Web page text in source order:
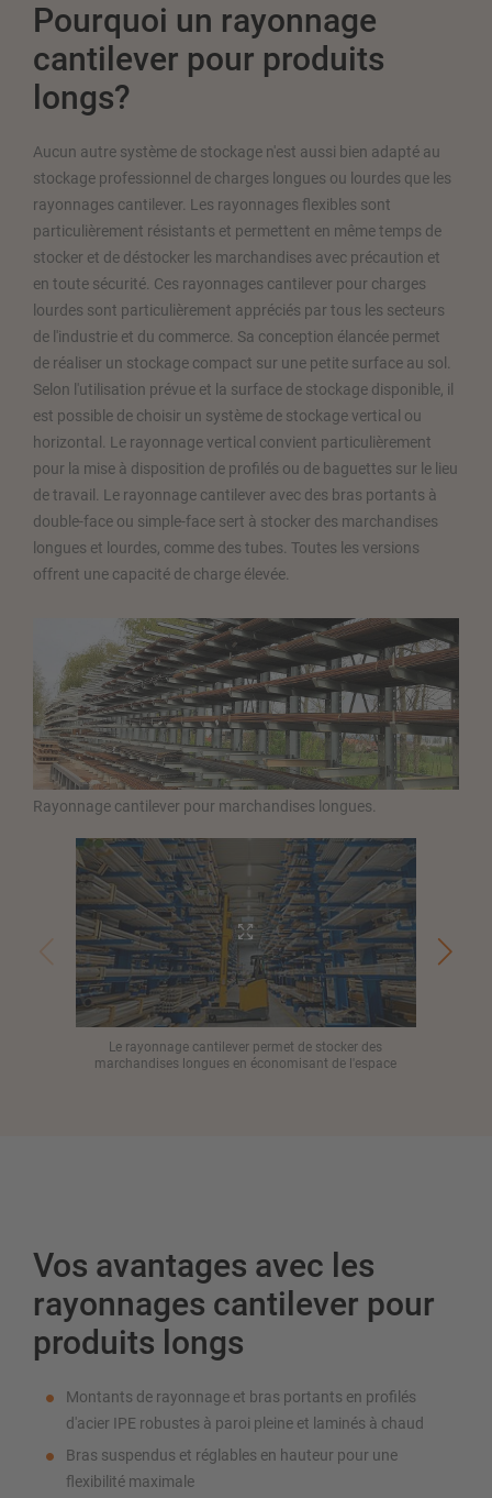
Pourquoi un rayonnage
cantilever pour produits
longs?
Aucun autre système de stockage n'est aussi bien adapté au
stockage professionnel de charges longues ou lourdes que les
rayonnages cantilever. Les rayonnages flexibles sont
particulièrement résistants et permettent en même temps de
stocker et de déstocker les marchandises avec précaution et
en toute sécurité. Ces rayonnages cantilever pour charges
lourdes sont particulièrement appréciés par tous les secteurs
de l'industrie et du commerce. Sa conception élancée permet
de réaliser un stockage compact sur une petite surface au sol.
Selon l'utilisation prévue et la surface de stockage disponible, il
est possible de choisir un système de stockage vertical ou
horizontal. Le rayonnage vertical convient particulièrement
pour la mise à disposition de profilés ou de baguettes sur le lieu
de travail. Le rayonnage cantilever avec des bras portants à
double-face ou simple-face sert à stocker des marchandises
longues et lourdes, comme des tubes. Toutes les versions
offrent une capacité de charge élevée.
Rayonnage cantilever pour marchandises longues.
Le rayonnage cantilever permet de stocker des
marchandises longues en économisant de l'espace
Vos avantages avec les
rayonnages cantilever pour
produits longs
Montants de rayonnage et bras portants en profilés
d'acier IPE robustes à paroi pleine et laminés à chaud
Bras suspendus et réglables en hauteur pour une
flexibilité maximale